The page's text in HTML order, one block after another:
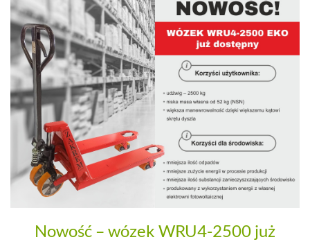
Nowość – wózek WRU4-2500 już